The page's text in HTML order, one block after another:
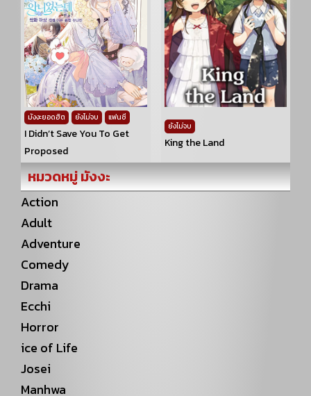
มังงะยอดฮิต ยังไม่จบ แฟนซี
I Didn’t Save You To Get
Proposed
ยังไม่จบ
King the Land
หมวดหมู่ มังงะ
Action
Adult
Adventure
Comedy
Drama
Ecchi
Horror
ice of Life
Josei
Manhwa